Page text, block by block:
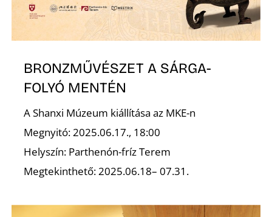
BRONZMŰVÉSZET A SÁRGA-
FOLYÓ MENTÉN
A Shanxi Múzeum kiállítása az MKE-n
Megnyitó: 2025.06.17., 18:00
Helyszín: Parthenón-fríz Terem
Megtekinthető: 2025.06.18– 07.31.